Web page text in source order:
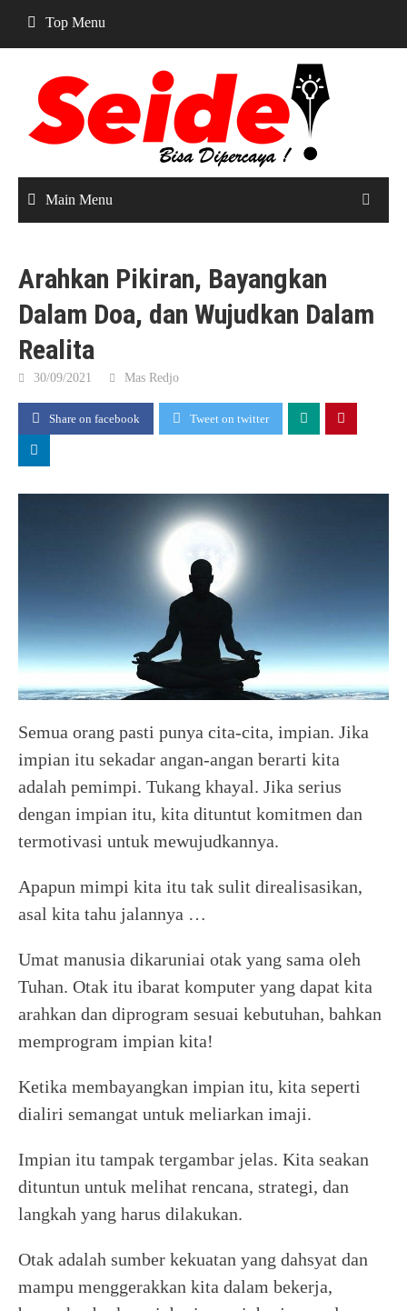
content
Top Menu
Main Menu
Arahkan Pikiran, Bayangkan
Dalam Doa, dan Wujudkan Dalam
Realita
30/09/2021 Mas Redjo
Share on facebook Tweet on twitter
Semua orang pasti punya cita-cita, impian. Jika
impian itu sekadar angan-angan berarti kita
adalah pemimpi. Tukang khayal. Jika serius
dengan impian itu, kita dituntut komitmen dan
termotivasi untuk mewujudkannya.
Apapun mimpi kita itu tak sulit direalisasikan,
asal kita tahu jalannya …
Umat manusia dikaruniai otak yang sama oleh
Tuhan. Otak itu ibarat komputer yang dapat kita
arahkan dan diprogram sesuai kebutuhan, bahkan
memprogram impian kita!
Ketika membayangkan impian itu, kita seperti
dialiri semangat untuk meliarkan imaji.
Impian itu tampak tergambar jelas. Kita seakan
dituntun untuk melihat rencana, strategi, dan
langkah yang harus dilakukan.
Otak adalah sumber kekuatan yang dahsyat dan
mampu menggerakkan kita dalam bekerja,